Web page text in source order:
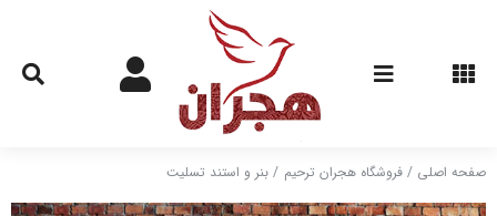
content
صفحه اصلی فروشگاه هجران ترحیم بنر و استند تسلیت